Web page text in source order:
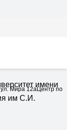
ул. Мира 12аЦентр по
имени
им С.И.